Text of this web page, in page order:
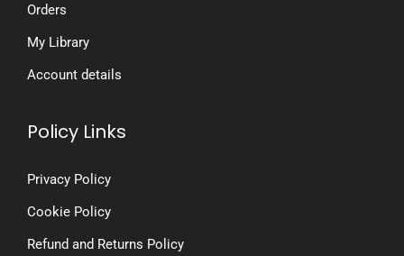
Orders
My Library
Account details
Policy Links
Privacy Policy
Cookie Policy
Refund and Returns Policy